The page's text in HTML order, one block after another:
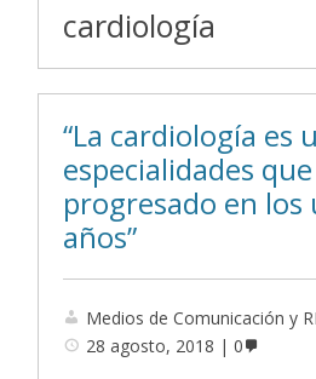
cardiología
“La cardiología es
especialidades
progresado en los
años”
Medios de Comunicación y
28 agosto, 2018
0